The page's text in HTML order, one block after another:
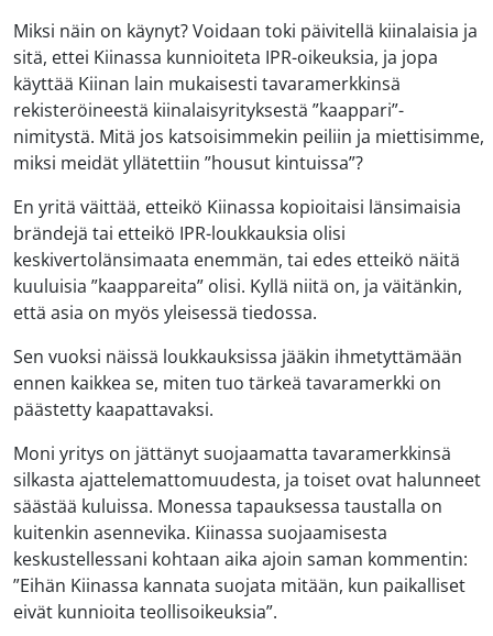
Miksi näin on käynyt? Voidaan toki päivitellä kiinalaisia ja
sitä, ettei Kiinassa kunnioiteta IPR-oikeuksia, ja jopa
käyttää Kiinan lain mukaisesti tavaramerkkinsä
rekisteröineestä kiinalaisyrityksestä ”kaappari”-
nimitystä. Mitä jos katsoisimmekin peiliin ja miettisimme,
miksi meidät yllätettiin ”housut kintuissa”?
En yritä väittää, etteikö Kiinassa kopioitaisi länsimaisia
brändejä tai etteikö IPR-loukkauksia olisi
keskivertolänsimaata enemmän, tai edes etteikö näitä
kuuluisia ”kaappareita” olisi. Kyllä niitä on, ja väitänkin,
että asia on myös yleisessä tiedossa.
Sen vuoksi näissä loukkauksissa jääkin ihmetyttämään
ennen kaikkea se, miten tuo tärkeä tavaramerkki on
päästetty kaapattavaksi.
Moni yritys on jättänyt suojaamatta tavaramerkkinsä
silkasta ajattelemattomuudesta, ja toiset ovat halunneet
säästää kuluissa. Monessa tapauksessa taustalla on
kuitenkin asennevika. Kiinassa suojaamisesta
keskustellessani kohtaan aika ajoin saman kommentin:
”Eihän Kiinassa kannata suojata mitään, kun paikalliset
eivät kunnioita teollisoikeuksia”.